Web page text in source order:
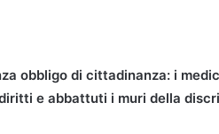
obbligo di cittadinanza: i
e abbattuti i muri della